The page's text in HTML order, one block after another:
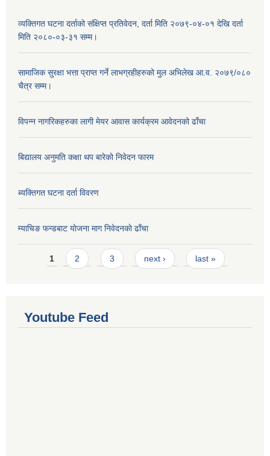
व्यक्तिगत घटना दर्ताको संक्षिप्त प्रतिवेदन, दर्ता मिति २०७९-०४-०१ देखि दर्ता
मिति २०८०-०३-३१ सम्म।
सामाजिक सुरक्षा भत्ता प्राप्त गर्ने लाभग्रहीहरुको मुल अभिलेख आ.व. २०७९/०८०
चैत्र सम्म।
विपन्न नागरिकहरुका लागी मेयर आवास कार्यक्रम आवेदनको ढाँचा
बिद्यालय अनुमति कक्षा थप बारेकाे निवेदन फारम
ब्यक्तिगत घटना दर्ता विवरण
म्याचिङ फन्डबाट याेजना माग निवेदनकाे ढाँचा
Pages
1 2 3 next › last »
Youtube Feed